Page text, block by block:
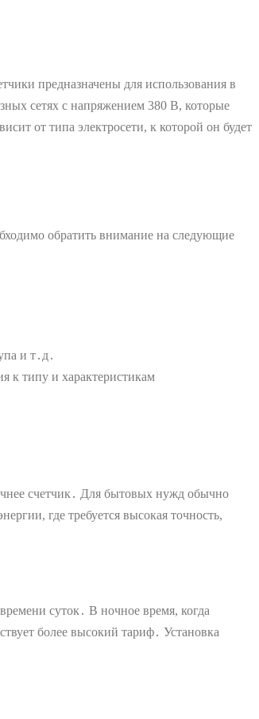
предназначены для использования в
сетях с напряжением 380 В, которые
от типа электросети, к которой он будет
обратить внимание на следующие
и т․д․
к типу и характеристикам
счетчик․ Для бытовых нужд обычно
где требуется высокая точность,
суток․ В ночное время, когда
более высокий тариф․ Установка